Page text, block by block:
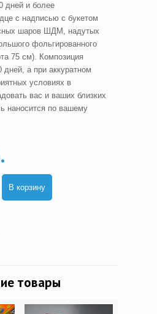
дней и более
с надписью с букетом
шаров ШДМ, надутых
фольгированного
75 см). Композиция
дней, а при аккуратном
условиях в
вас и ваших близких
наносится по вашему
В корзину
товары